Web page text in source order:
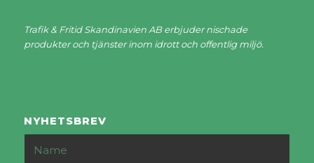
Trafik & Fritid Skandinavien AB erbjuder nischade
produkter och tjänster inom idrott och offentlig miljö.
NYHETSBREV